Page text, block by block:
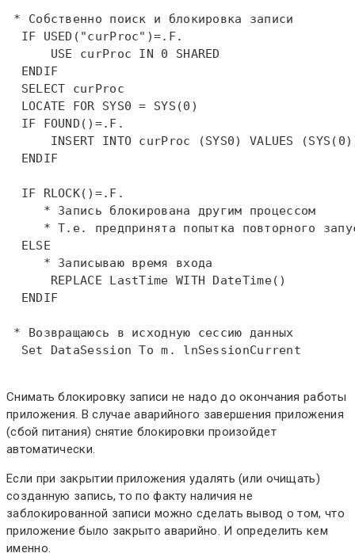
* Собственно поиск и блокировка записи
IF
USED ("curProc")=.F.
USE curProc IN 0 SHARED
ENDIF
SELECT curProc
LOCATE
FOR SYS0 = SYS (0)
IF
FOUND ()=.F.
INSERT
INTO curProc (SYS0) VALUES (SYS
ENDIF
IF RLOCK
     * Запись блокирована другим процессом
* Т.е. предпринята попытка повторного
ELSE
     * Записываю время входа
REPLACE LastTime WITH DateTime()
ENDIF
* Возвращаюсь в исходную сессию данных
Set DataSession To m. lnSessionCurrent
Снимать блокировку записи не надо до окончания работы
приложения. В случае аварийного завершения приложения
(сбой питания) снятие блокировки произойдет
автоматически.
Если при закрытии приложения удалять (или очищать)
созданную запись, то по факту наличия не
заблокированной записи можно сделать вывод о том, что
приложение было закрыто аварийно. И определить кем
именно.